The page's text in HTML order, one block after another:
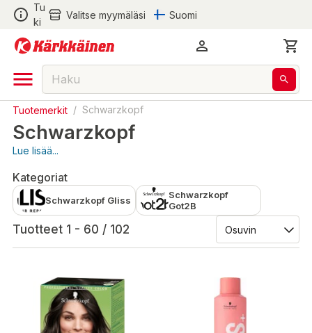
Tu
ki
Valitse myymäläsi Suomi
Tuotemerkit / Schwarzkopf
Schwarzkopf
Lue lisää...
Kategoriat
Schwarzkopf Gliss
Schwarzkopf
Got2B
Tuotteet 1 - 60 / 102